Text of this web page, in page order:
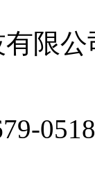
限公
0518